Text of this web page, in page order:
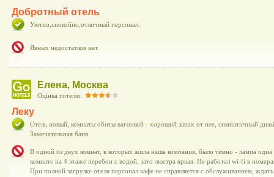
Добротный отель
Уютно,спокойно,отличный персонал.
Явных недостатков нет.
Елена, Москва
Оцінка готелю:
Леку
Отель новый, комнаты обиты вагонкой - хороший запах от нее, симпатичный
Замечательная баня.
В одной из двух комнат, в которых жила наша компания, было темно - лампа
комнате на 4 этаже перебои с водой, зато люстра яркая. Не работал wi-fi в
При полной загрузке отеля персонал кафе не справляется с обслуживанием,